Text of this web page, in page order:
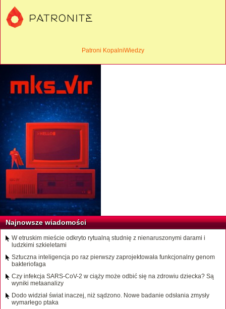
Patroni KopalniWiedzy
Najnowsze wiadomości
W etruskim mieście odkryto rytualną studnię z nienaruszonymi darami i
ludzkimi szkieletami
Sztuczna inteligencja po raz pierwszy zaprojektowała funkcjonalny genom
bakteriofaga
Czy infekcja SARS-CoV-2 w ciąży może odbić się na zdrowiu dziecka? Są
wyniki metaanalizy
Dodo widział świat inaczej, niż sądzono. Nowe badanie odsłania zmysły
wymarłego ptaka